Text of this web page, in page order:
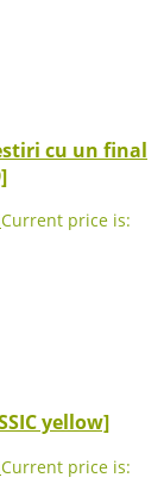
cu un final
Current price is:
yellow]
Current price is: